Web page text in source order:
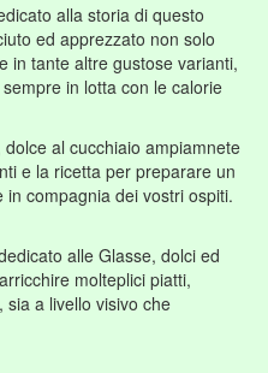
alla storia di questo
ed apprezzato non solo
in tante altre gustose varianti,
in lotta con le calorie
al cucchiaio ampiamnete
e la ricetta per preparare un
compagnia dei vostri ospiti.
alle Glasse, dolci ed
molteplici piatti,
a livello visivo che